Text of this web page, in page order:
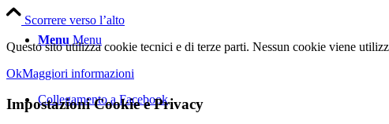
Menu Menu
Collegamento a Facebook
Scorrere verso l’alto
Questo sito utilizza cookie tecnici e di terze parti. Nessun cookie viene
OkMaggiori informazioni
Impostazioni Cookie e Privacy